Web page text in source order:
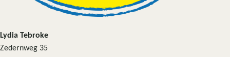
Lydia Tebroke
Zedernweg 35